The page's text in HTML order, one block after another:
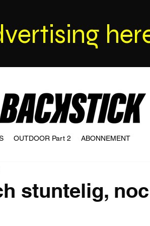
OUTDOOR Part 2 ABONNEMENT
stuntelig,